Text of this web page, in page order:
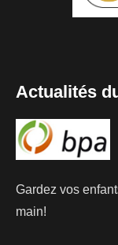
Actualités
Gardez vos
main!